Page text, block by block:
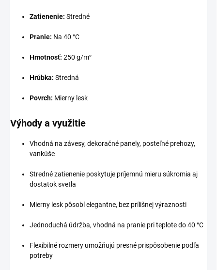
Zatienenie: Stredné
Pranie: Na 40 °C
Hmotnosť: 250 g/m²
Hrúbka: Stredná
Povrch: Mierny lesk
Výhody a využitie
Vhodná na závesy, dekoračné panely, posteľné prehozy,
vankúše
Stredné zatienenie poskytuje príjemnú mieru súkromia aj
dostatok svetla
Mierny lesk pôsobí elegantne, bez prílišnej výraznosti
Jednoduchá údržba, vhodná na pranie pri teplote do 40 °C
Flexibilné rozmery umožňujú presné prispôsobenie podľa
potreby